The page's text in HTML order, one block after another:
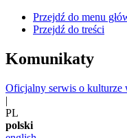
Przejdź do menu
Przejdź do treści
Komunikaty
Oficjalny serwis o kulturze
|
PL
polski